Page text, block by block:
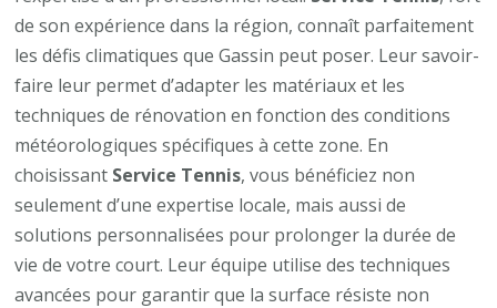
de son expérience dans la région, connaît parfaitement
les défis climatiques que Gassin peut poser. Leur savoir-
faire leur permet d’adapter les matériaux et les
techniques de rénovation en fonction des conditions
météorologiques spécifiques à cette zone. En
choisissant Service Tennis, vous bénéficiez non
seulement d’une expertise locale, mais aussi de
solutions personnalisées pour prolonger la durée de
vie de votre court. Leur équipe utilise des techniques
avancées pour garantir que la surface résiste non